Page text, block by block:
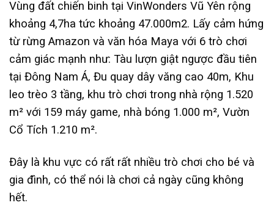
Vùng đất chiến binh tại VinWonders Vũ Yên rộng
khoảng 4,7ha tức khoảng 47.000m2. Lấy cảm hứng
từ rừng Amazon và văn hóa Maya với 6 trò chơi
cảm giác mạnh như: Tàu lượn giật ngược đầu tiên
tại Đông Nam Á, Đu quay dây văng cao 40m, Khu
leo trèo 3 tầng, khu trò chơi trong nhà rộng 1.520
m² với 159 máy game, nhà bóng 1.000 m², Vườn
Cổ Tích 1.210 m².
Đây là khu vực có rất rất nhiều trò chơi cho bé và
gia đình, có thể nói là chơi cả ngày cũng không
hết.